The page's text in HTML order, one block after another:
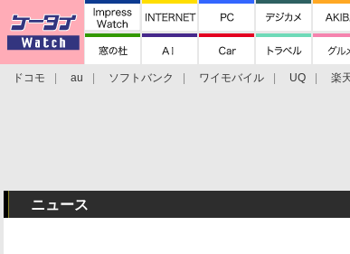
ドコモ au ソフトバンク ワイモバイル UQ 楽
ニュース